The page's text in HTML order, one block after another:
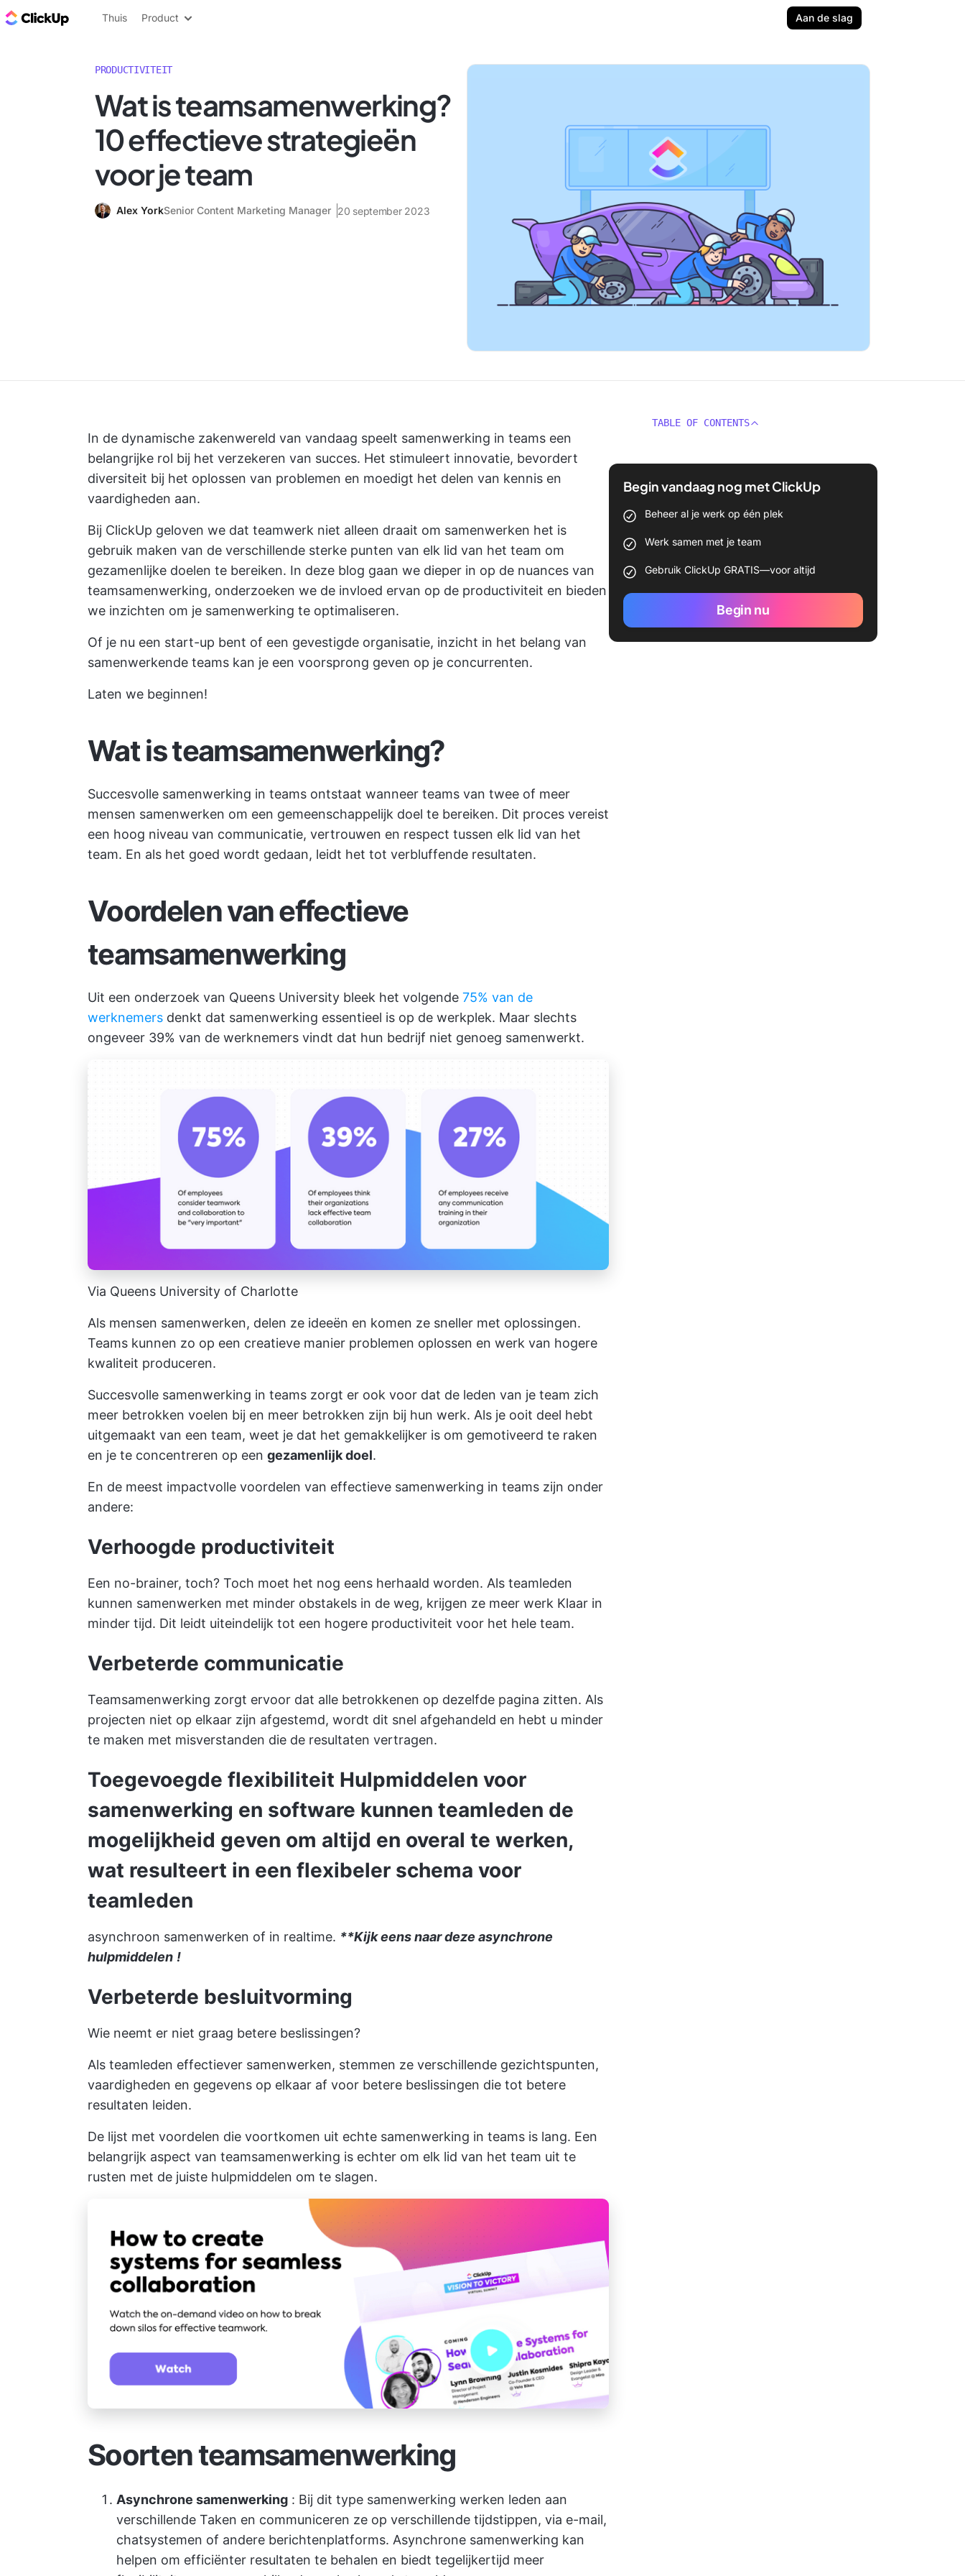
ClickUp Blog
Thuis Product Aan de slag
PRODUCTIVITEIT
Wat is teamsamenwerking?
10 effectieve strategieën
voor je team
Alex YorkSenior Content Marketing Manager 20 september 2023
In de dynamische zakenwereld van vandaag speelt samenwerking in teams een
belangrijke rol bij het verzekeren van succes. Het stimuleert innovatie, bevordert
diversiteit bij het oplossen van problemen en moedigt het delen van kennis en
vaardigheden aan.
Bij ClickUp geloven we dat teamwerk niet alleen draait om samenwerken het is
gebruik maken van de verschillende sterke punten van elk lid van het team om
gezamenlijke doelen te bereiken. In deze blog gaan we dieper in op de nuances van
teamsamenwerking, onderzoeken we de invloed ervan op de productiviteit en bieden
we inzichten om je samenwerking te optimaliseren.
Of je nu een start-up bent of een gevestigde organisatie, inzicht in het belang van
samenwerkende teams kan je een voorsprong geven op je concurrenten.
Laten we beginnen!
Wat is teamsamenwerking?
Succesvolle samenwerking in teams ontstaat wanneer teams van twee of meer
mensen samenwerken om een gemeenschappelijk doel te bereiken. Dit proces vereist
een hoog niveau van communicatie, vertrouwen en respect tussen elk lid van het
team. En als het goed wordt gedaan, leidt het tot verbluffende resultaten.
Voordelen van effectieve
teamsamenwerking
Uit een onderzoek van Queens University bleek het volgende 75% van de
werknemers denkt dat samenwerking essentieel is op de werkplek. Maar slechts
ongeveer 39% van de werknemers vindt dat hun bedrijf niet genoeg samenwerkt.
Via Queens University of Charlotte
Als mensen samenwerken, delen ze ideeën en komen ze sneller met oplossingen.
Teams kunnen zo op een creatieve manier problemen oplossen en werk van hogere
kwaliteit produceren.
Succesvolle samenwerking in teams zorgt er ook voor dat de leden van je team zich
meer betrokken voelen bij en meer betrokken zijn bij hun werk. Als je ooit deel hebt
uitgemaakt van een team, weet je dat het gemakkelijker is om gemotiveerd te raken
en je te concentreren op een gezamenlijk doel.
En de meest impactvolle voordelen van effectieve samenwerking in teams zijn onder
andere:
Verhoogde productiviteit
Een no-brainer, toch? Toch moet het nog eens herhaald worden. Als teamleden
kunnen samenwerken met minder obstakels in de weg, krijgen ze meer werk Klaar in
minder tijd. Dit leidt uiteindelijk tot een hogere productiviteit voor het hele team.
Verbeterde communicatie
Teamsamenwerking zorgt ervoor dat alle betrokkenen op dezelfde pagina zitten. Als
projecten niet op elkaar zijn afgestemd, wordt dit snel afgehandeld en hebt u minder
te maken met misverstanden die de resultaten vertragen.
Toegevoegde flexibiliteit Hulpmiddelen voor
samenwerking en software kunnen teamleden de
mogelijkheid geven om altijd en overal te werken,
wat resulteert in een flexibeler schema voor
teamleden
asynchroon samenwerken of in realtime. **Kijk eens naar deze asynchrone
hulpmiddelen !
Verbeterde besluitvorming
Wie neemt er niet graag betere beslissingen?
Als teamleden effectiever samenwerken, stemmen ze verschillende gezichtspunten,
vaardigheden en gegevens op elkaar af voor betere beslissingen die tot betere
resultaten leiden.
De lijst met voordelen die voortkomen uit echte samenwerking in teams is lang. Een
belangrijk aspect van teamsamenwerking is echter om elk lid van het team uit te
rusten met de juiste hulpmiddelen om te slagen.
Soorten teamsamenwerking
Asynchrone samenwerking : Bij dit type samenwerking werken leden aan
verschillende Taken en communiceren ze op verschillende tijdstippen, via e-mail,
chatsystemen of andere berichtenplatforms. Asynchrone samenwerking kan
helpen om efficiënter resultaten te behalen en biedt tegelijkertijd meer
TABLE OF CONTENTS
Begin vandaag nog met ClickUp
Beheer al je werk op één plek
Werk samen met je team
Gebruik ClickUp GRATIS—voor altijd
Begin nu